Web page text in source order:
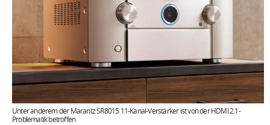
Unter anderem der Marantz SR8015 11-Kanal-Verstärker ist von der HDMI 2.1-
Problematik betroffen